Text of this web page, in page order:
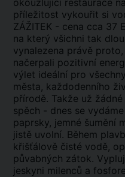
okouzlující restaurace
příležitost vykouřit si
ZÁŽITEK - cena cca 37
na který všichni tak
vynalezena právě
načerpali pozitivní
výlet ideální pro
města, každodenního
přírodě. Takže už
spěch - dnes se
paprsky, jemné šumění
jistě uvolní. Během
křišťálově čisté vodě,
půvabných zátok.
jeskyni milenců a